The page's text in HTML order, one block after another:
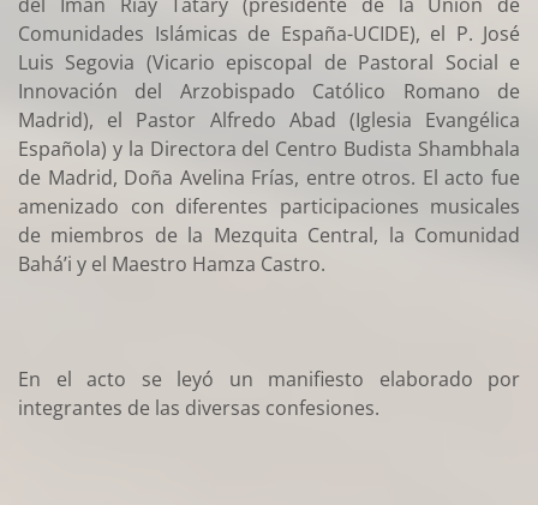
Comunidades Islámicas de España-UCIDE), el P. José
Luis Segovia (Vicario episcopal de Pastoral Social e
Innovación del Arzobispado Católico Romano de
Madrid), el Pastor Alfredo Abad (Iglesia Evangélica
Española) y la Directora del Centro Budista Shambhala
de Madrid, Doña Avelina Frías, entre otros. El acto fue
amenizado con diferentes participaciones musicales
de miembros de la Mezquita Central, la Comunidad
Bahá’i y el Maestro Hamza Castro.
En el acto se leyó un manifiesto elaborado por
integrantes de las diversas confesiones.